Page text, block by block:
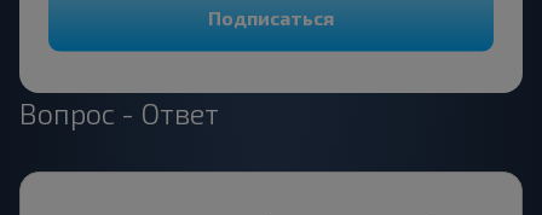
Подписаться
Вопрос - Ответ